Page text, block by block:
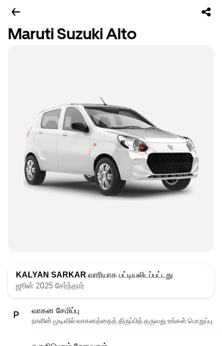
Maruti Suzuki Alto
KALYAN SARKAR வாரியாக பட்டியலிடப்பட்டது
ஜூன் 2025 சேர்ந்தார்
வாகன சேமிப்பு
நாளின் முடிவில் வாகனத்தைத் திருப்பித் தருவது உங்கள் பொறுப்பு.